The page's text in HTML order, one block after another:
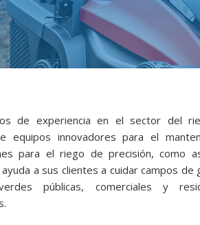
de experiencia en el sector del
equipos innovadores para el
para el riego de precisión, como
ayuda a sus clientes a cuidar campos de
públicas, comerciales y